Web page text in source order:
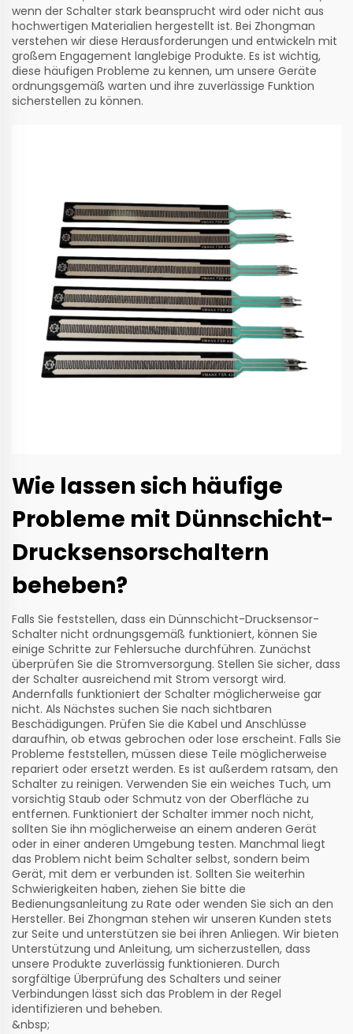
wenn der Schalter stark beansprucht wird oder nicht aus
hochwertigen Materialien hergestellt ist. Bei Zhongman
verstehen wir diese Herausforderungen und entwickeln mit
großem Engagement langlebige Produkte. Es ist wichtig,
diese häufigen Probleme zu kennen, um unsere Geräte
ordnungsgemäß warten und ihre zuverlässige Funktion
sicherstellen zu können.
Wie lassen sich häufige
Probleme mit Dünnschicht-
Drucksensorschaltern
beheben?
Falls Sie feststellen, dass ein Dünnschicht-Drucksensor-
Schalter nicht ordnungsgemäß funktioniert, können Sie
einige Schritte zur Fehlersuche durchführen. Zunächst
überprüfen Sie die Stromversorgung. Stellen Sie sicher, dass
der Schalter ausreichend mit Strom versorgt wird.
Andernfalls funktioniert der Schalter möglicherweise gar
nicht. Als Nächstes suchen Sie nach sichtbaren
Beschädigungen. Prüfen Sie die Kabel und Anschlüsse
daraufhin, ob etwas gebrochen oder lose erscheint. Falls Sie
Probleme feststellen, müssen diese Teile möglicherweise
repariert oder ersetzt werden. Es ist außerdem ratsam, den
Schalter zu reinigen. Verwenden Sie ein weiches Tuch, um
vorsichtig Staub oder Schmutz von der Oberfläche zu
entfernen. Funktioniert der Schalter immer noch nicht,
sollten Sie ihn möglicherweise an einem anderen Gerät
oder in einer anderen Umgebung testen. Manchmal liegt
das Problem nicht beim Schalter selbst, sondern beim
Gerät, mit dem er verbunden ist. Sollten Sie weiterhin
Schwierigkeiten haben, ziehen Sie bitte die
Bedienungsanleitung zu Rate oder wenden Sie sich an den
Hersteller. Bei Zhongman stehen wir unseren Kunden stets
zur Seite und unterstützen sie bei ihren Anliegen. Wir bieten
Unterstützung und Anleitung, um sicherzustellen, dass
unsere Produkte zuverlässig funktionieren. Durch
sorgfältige Überprüfung des Schalters und seiner
Verbindungen lässt sich das Problem in der Regel
identifizieren und beheben.
&nbsp;